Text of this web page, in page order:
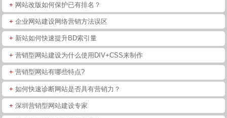
+ 网站改版如何保护已有排名？
+ 企业网站建设网络营销方法误区
+ 新站如何快速提升BD索引量
+ 营销型网站建设为什么使用DIV+CSS来制作
+ 营销型网站有哪些特点?
+ 如何快速诊断网站是否具有营销力？
+ 深圳营销型网站建设专家